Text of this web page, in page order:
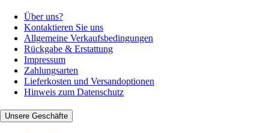
Über uns?
Kontaktieren Sie uns
Allgemeine Verkaufsbedingungen
Rückgabe & Erstattung
Impressum
Zahlungsarten
Lieferkosten und Versandoptionen
Hinweis zum Datenschutz
Unsere Geschäfte